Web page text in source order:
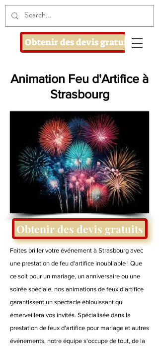
Obtenir des devis gratuits
Animation Feu d'Artifice à
Strasbourg
Obtenir des devis gratuits
Faites briller votre événement à Strasbourg avec
une prestation de feu d'artifice inoubliable ! Que
ce soit pour un mariage, un anniversaire ou une
soirée spéciale, nos animations de feux d'artifice
garantissent un spectacle éblouissant qui
émerveillera vos invités. Spécialisée dans la
prestation de feux d'artifice pour mariage et autres
événements, notre équipe s'occupe de tout, de la